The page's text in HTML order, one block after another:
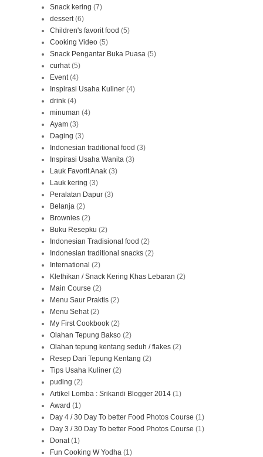
Snack kering (7)
dessert (6)
Children's favorit food (5)
Cooking Video (5)
Snack Pengantar Buka Puasa (5)
curhat (5)
Event (4)
Inspirasi Usaha Kuliner (4)
drink (4)
minuman (4)
Ayam (3)
Daging (3)
Indonesian traditional food (3)
Inspirasi Usaha Wanita (3)
Lauk Favorit Anak (3)
Lauk kering (3)
Peralatan Dapur (3)
Belanja (2)
Brownies (2)
Buku Resepku (2)
Indonesian Tradisional food (2)
Indonesian traditional snacks (2)
International (2)
Klethikan / Snack Kering Khas Lebaran (2)
Main Course (2)
Menu Saur Praktis (2)
Menu Sehat (2)
My First Cookbook (2)
Olahan Tepung Bakso (2)
Olahan tepung kentang seduh / flakes (2)
Resep Dari Tepung Kentang (2)
Tips Usaha Kuliner (2)
puding (2)
Artikel Lomba : Srikandi Blogger 2014 (1)
Award (1)
Day 4 / 30 Day To better Food Photos Course (1)
Day 3 / 30 Day To better Food Photos Course (1)
Donat (1)
Fun Cooking W Yodha (1)